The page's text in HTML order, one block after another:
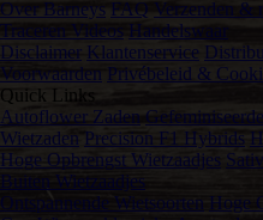
Over Barneys FAQ Verzenden &
Traceren Videos Handelswaar
Disclaimer Klantenservice
Voorwaarden
Privébeleid &
Quick Links
Autoflower Zaden
Wietzaden Precision F1 Hybrids
Hoge Opbrengst Wietzaadjes
Buiten Wietzaadjes
Ontspannende Wietsoorten
Hoge